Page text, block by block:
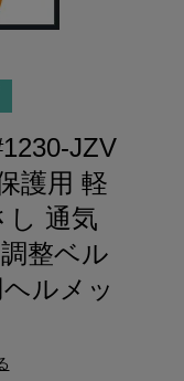
JZV
護用 軽
し 通気
整ベル
ルメッ